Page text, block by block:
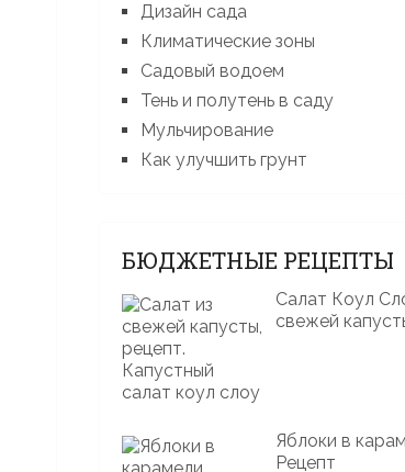
Дизайн сада
Климатические зоны
Садовый водоем
Тень и полутень в саду
Мульчирование
Как улучшить грунт
БЮДЖЕТНЫЕ РЕЦЕПТЫ
Салат Коул
свежей
Яблоки в
Рецепт